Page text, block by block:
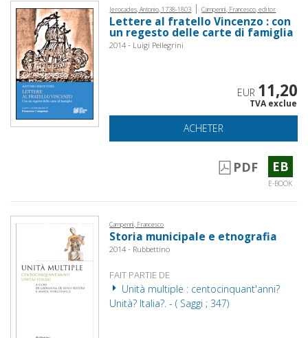
Jerocades, Antonio, 1738-1803 | Campennì, Francesco, editor
Lettere al fratello Vincenzo : con
un regesto delle carte di famiglia
2014 - Luigi Pellegrini
EUR 11,20
TVA exclue
ACHETER
PDF EB
E-BOOK
Campennì, Francesco
Storia municipale e etnografia
2014 - Rubbettino
FAIT PARTIE DE
Unità multiple : centocinquant'anni?
Unità? Italia?. - ( Saggi ; 347)